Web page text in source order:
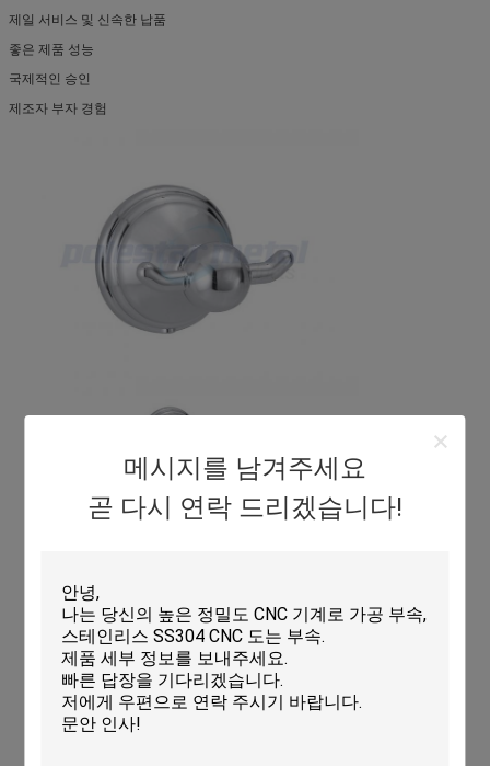
메시지를 남겨주세요
곧 다시 연락 드리겠습니다!
제일 서비스 및 신속한 납품
좋은 제품 성능
국제적인 승인
제조자 부자 경험